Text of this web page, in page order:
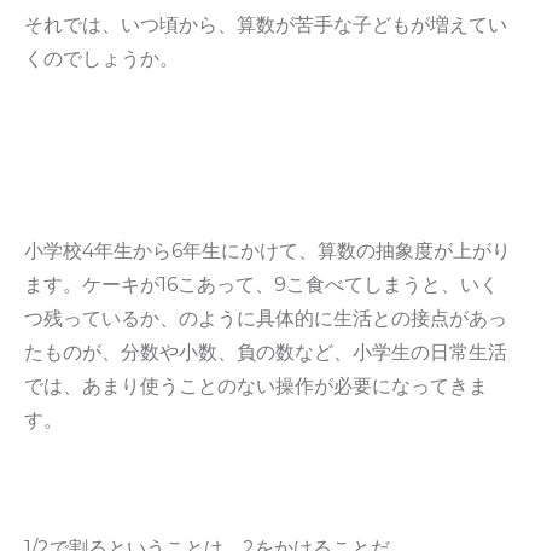
それでは、いつ頃から、算数が苦手な子どもが増えてい
くのでしょうか。
小学校4年生から6年生にかけて、算数の抽象度が上がり
ます。ケーキが16こあって、9こ食べてしまうと、いく
つ残っているか、のように具体的に生活との接点があっ
たものが、分数や小数、負の数など、小学生の日常生活
では、あまり使うことのない操作が必要になってきま
す。